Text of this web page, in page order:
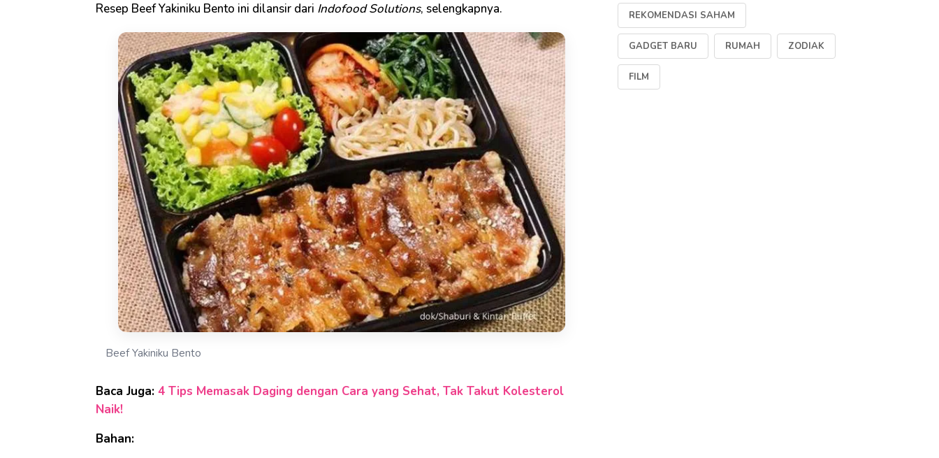
Resep Beef Yakiniku Bento ini dilansir dari Indofood Solutions, selengkapnya.
Beef Yakiniku Bento
Baca Juga: 4 Tips Memasak Daging dengan Cara yang Sehat, Tak Takut Kolesterol
Naik!
Bahan:
REKOMENDASI SAHAM
GADGET BARU RUMAH ZODIAK
FILM